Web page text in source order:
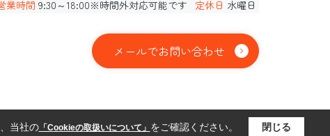
業時間 9:30～18:00※時間外対応可能です 定休日 水曜日
メールでお問い合わせ
当社の「Cookieの取扱いについて」 をご確認ください。 閉じる